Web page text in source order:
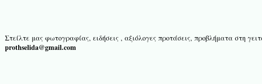
Στείλτε μας φωτογραφίας, ειδήσεις , αξιόλογες προτάσεις, προβλήματα στη
prothselida@gmail.com